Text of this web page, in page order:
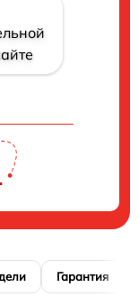
Гарантия